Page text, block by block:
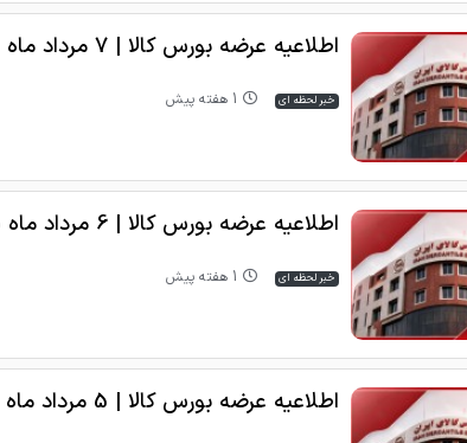
اطلاعیه عرضه بورس کالا | 7 مرداد ماه 1405
خبر لحظه ای 1 هفته پیش
اطلاعیه عرضه بورس کالا | 6 مرداد ماه 1405
خبر لحظه ای 1 هفته پیش
اطلاعیه عرضه بورس کالا | 5 مرداد ماه 1405